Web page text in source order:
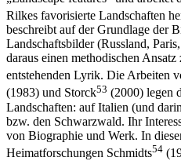
Rilkes favorisierte Landschaften
beschreibt auf der Grundlage der
Landschaftsbilder (Russland,
daraus einen methodischen
entstehenden Lyrik. Die Arbeiten
(1983) und Storck53 (2000) legen
Landschaften: auf Italien (und
bzw. den Schwarzwald. Ihr
von Biographie und Werk. In
Heimatforschungen Schmidts54